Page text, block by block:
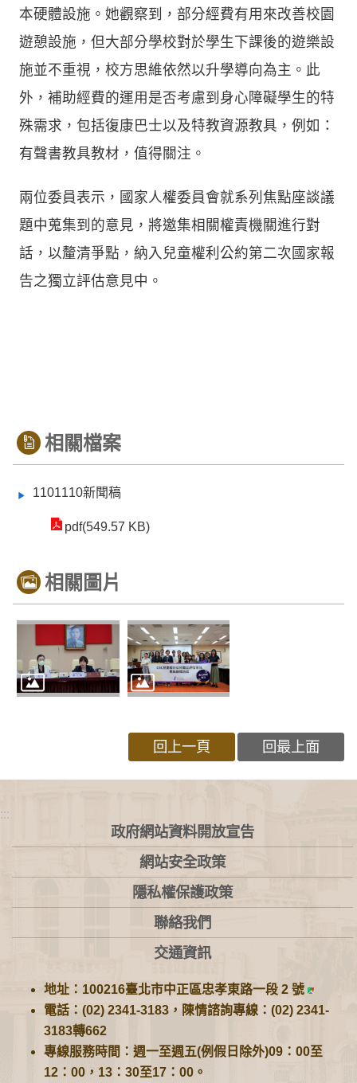
本硬體設施。她觀察到，部分經費有用來改善校園
遊憩設施，但大部分學校對於學生下課後的遊樂設
施並不重視，校方思維依然以升學導向為主。此
外，補助經費的運用是否考慮到身心障礙學生的特
殊需求，包括復康巴士以及特教資源教具，例如：
有聲書教具教材，值得關注。
兩位委員表示，國家人權委員會就系列焦點座談議
題中蒐集到的意見，將邀集相關權責機關進行對
話，以釐清爭點，納入兒童權利公約第二次國家報
告之獨立評估意見中。
相關檔案
1101110新聞稿
pdf(549.57 KB)
相關圖片
回上一頁 回最上面
:::
政府網站資料開放宣告
網站安全政策
隱私權保護政策
聯絡我們
交通資訊
地址：100216臺北市中正區忠孝東路一段 2 號
電話：(02) 2341-3183，陳情諮詢專線：(02) 2341-
3183轉662
專線服務時間：週一至週五(例假日除外)09：00至
12：00，13：30至17：00。